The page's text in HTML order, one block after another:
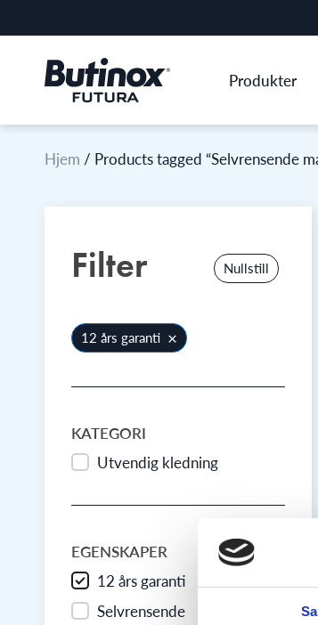
Produkter
Hjem / Products tagged “Selvrensende
Filter Nullstill
12 års garanti ×
KATEGORI
Utvendig kledning
EGENSKAPER
12 års garanti
Selvrensende